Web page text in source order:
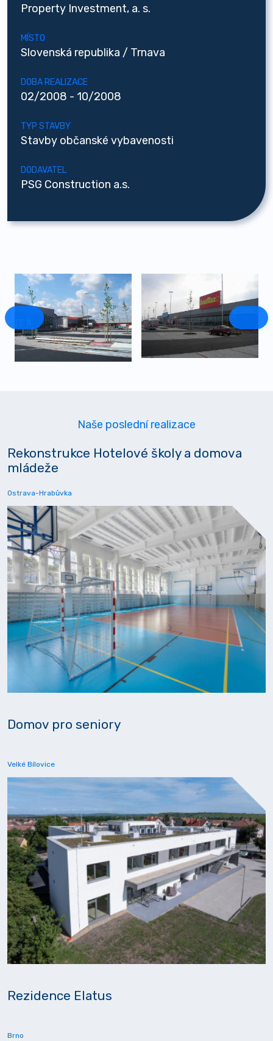
Property Investment, a. s.
MÍSTO
Slovenská republika / Trnava
DOBA REALIZACE
02/2008 - 10/2008
TYP STAVBY
Stavby občanské vybavenosti
DODAVATEL
PSG Construction a.s.
Naše poslední realizace
Rekonstrukce Hotelové školy a domova
mládeže
Ostrava-Hrabůvka
Domov pro seniory
Velké Bílovice
Rezidence Elatus
Brno